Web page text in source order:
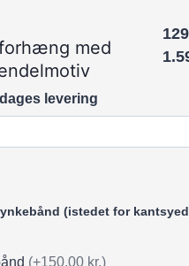
med
levering
(istedet for
(+150,00 kr.)